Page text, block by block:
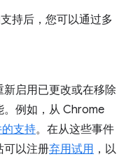
持后，您可以通过多
新启用已更改或在移除
。例如，从 Chrome
支持。在从这些事件
可以注册弃用试用 ，以